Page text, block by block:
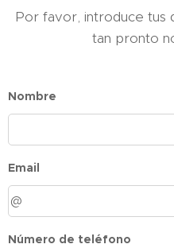
Por favor, introduce tus
tan pronto
Nombre
Email
Número de teléfono